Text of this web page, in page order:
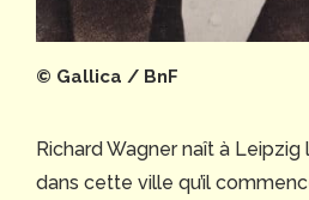
© Gallica / BnF
Richard Wagner naît à Leipzig
dans cette ville qu’il